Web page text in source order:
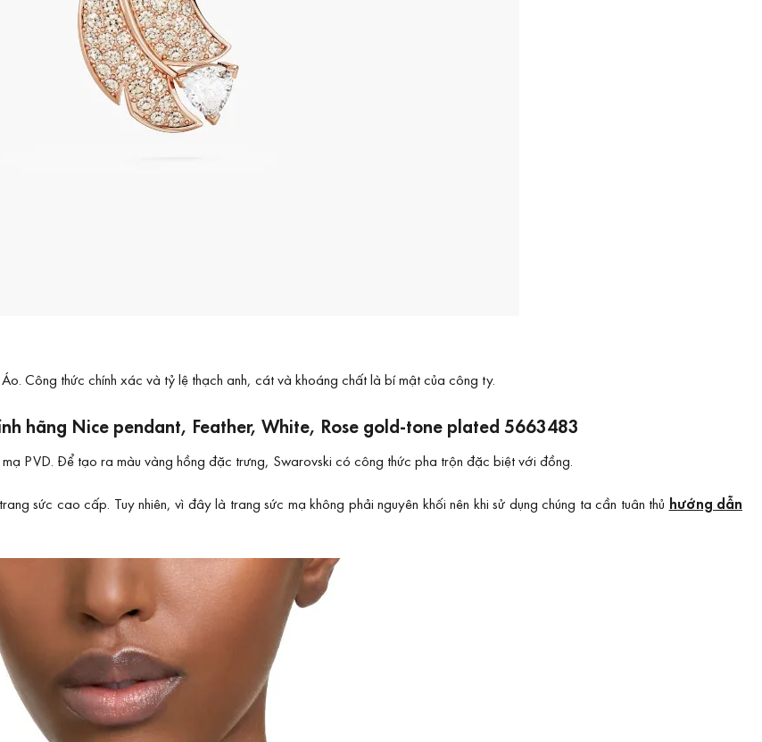
Công thức chính xác và tỷ lệ thạch anh, cát và khoáng chất là bí mật của công ty.
hãng Nice pendant, Feather, White, Rose gold-tone plated 5663483
PVD. Để tạo ra màu vàng hồng đặc trưng, Swarovski có công thức pha trộn đặc biệt với đồng.
sức cao cấp. Tuy nhiên, vì đây là trang sức mạ không phải nguyên khối nên khi sử dụng chúng ta cần tuân thủ hướng dẫn